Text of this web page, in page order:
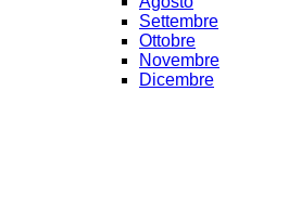
Settembre
Ottobre
Novembre
Dicembre